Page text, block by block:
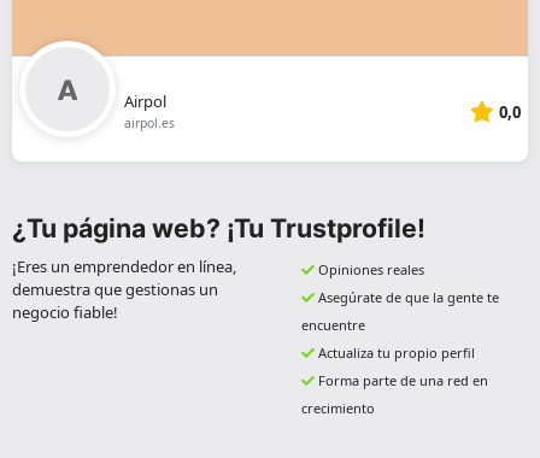
Airpol
airpol.es 0,0
¿Tu página web? ¡Tu Trustprofile!
¡Eres un emprendedor en línea,
demuestra que gestionas un
negocio fiable!
Opiniones reales
Asegúrate de que la gente te
encuentre
Actualiza tu propio perfil
Forma parte de una red en
crecimiento